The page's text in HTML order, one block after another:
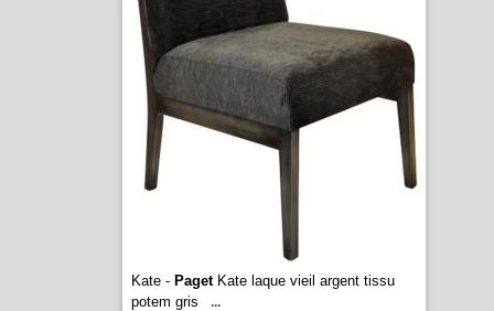
Kate - PagetKate laque vieil argent tissu
potem gris
...